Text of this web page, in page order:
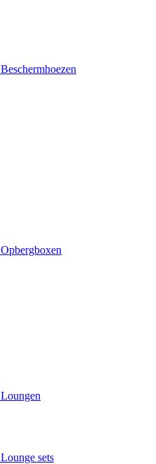
Beschermhoezen
Opbergboxen
Loungen
Lounge sets